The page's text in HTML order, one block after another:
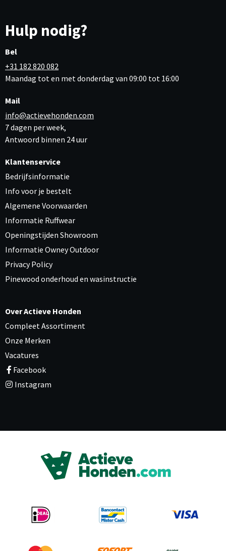
Hulp nodig?
Bel
+31 182 820 082
Maandag tot en met donderdag van 09:00 tot 16:00
Mail
info@actievehonden.com
7 dagen per week,
Antwoord binnen 24 uur
Klantenservice
Bedrijfsinformatie
Info voor je bestelt
Algemene Voorwaarden
Informatie Ruffwear
Openingstijden Showroom
Informatie Owney Outdoor
Privacy Policy
Pinewood onderhoud en wasinstructie
Over Actieve Honden
Compleet Assortiment
Onze Merken
Vacatures
Facebook
Instagram